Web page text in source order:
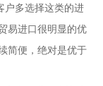
户多选择这类的进
易进口很明显的优
简便，绝对是优于